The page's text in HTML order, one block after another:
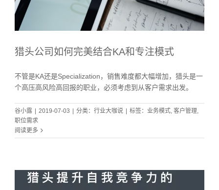
猎头公司如何完美结合KA和专注模式
不管是KA还是Specialization，销售难度都大幅增加，猎头是一
个高压高风险高回报的职业，必须考虑到从客户需求出发。
谷小露 | 2019-07-03 | 分类： 行业大咖说 | 标签： 业务模式 客户管理
职位需求
阅读更多